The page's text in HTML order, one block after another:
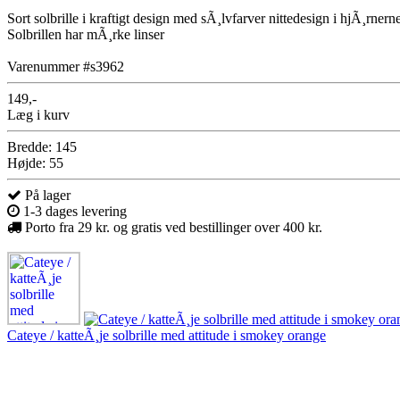
Sort solbrille i kraftigt design med sÃ¸lvfarver nittedesign i
Solbrillen har mÃ¸rke linser
Varenummer #s3962
149,-
Læg i kurv
Bredde: 145
Højde: 55
På lager
1-3 dages levering
Porto fra 29 kr. og gratis ved bestillinger over 400 kr.
Cateye / katteÃ¸je solbrille med attitude i smokey orange